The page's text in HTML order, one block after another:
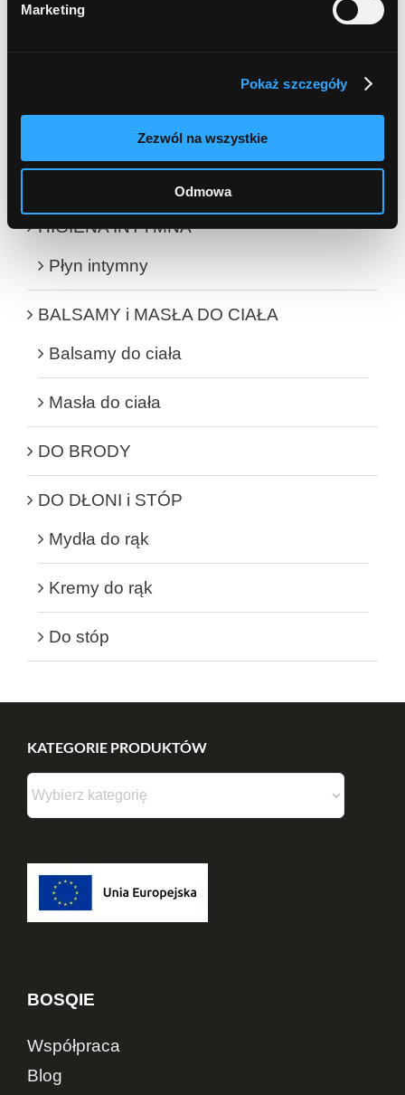
Marketing
Pokaż szczegóły
Zezwól na wszystkie
Odmowa
ANTYPERSPIRANTY
HIGIENA INTYMNA
Płyn intymny
BALSAMY i MASŁA DO CIAŁA
Balsamy do ciała
Masła do ciała
DO BRODY
DO DŁONI i STÓP
Mydła do rąk
Kremy do rąk
Do stóp
KATEGORIE PRODUKTÓW
BOSQIE
Współpraca
Blog